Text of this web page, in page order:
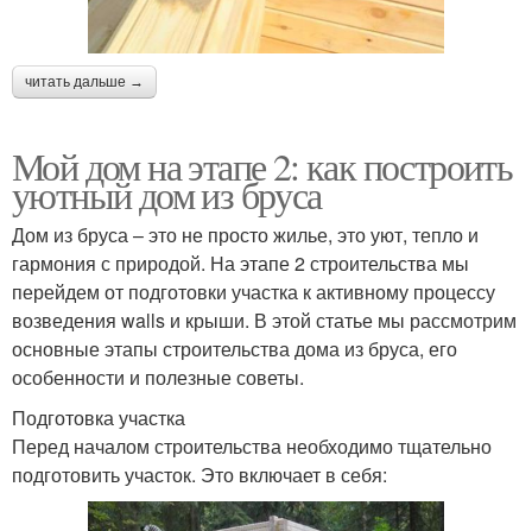
читать дальше →
Мой дом на этапе 2: как построить
уютный дом из бруса
Дом из бруса – это не просто жилье, это уют, тепло и
гармония с природой. На этапе 2 строительства мы
перейдем от подготовки участка к активному процессу
возведения walls и крыши. В этой статье мы рассмотрим
основные этапы строительства дома из бруса, его
особенности и полезные советы.
Подготовка участка
Перед началом строительства необходимо тщательно
подготовить участок. Это включает в себя: